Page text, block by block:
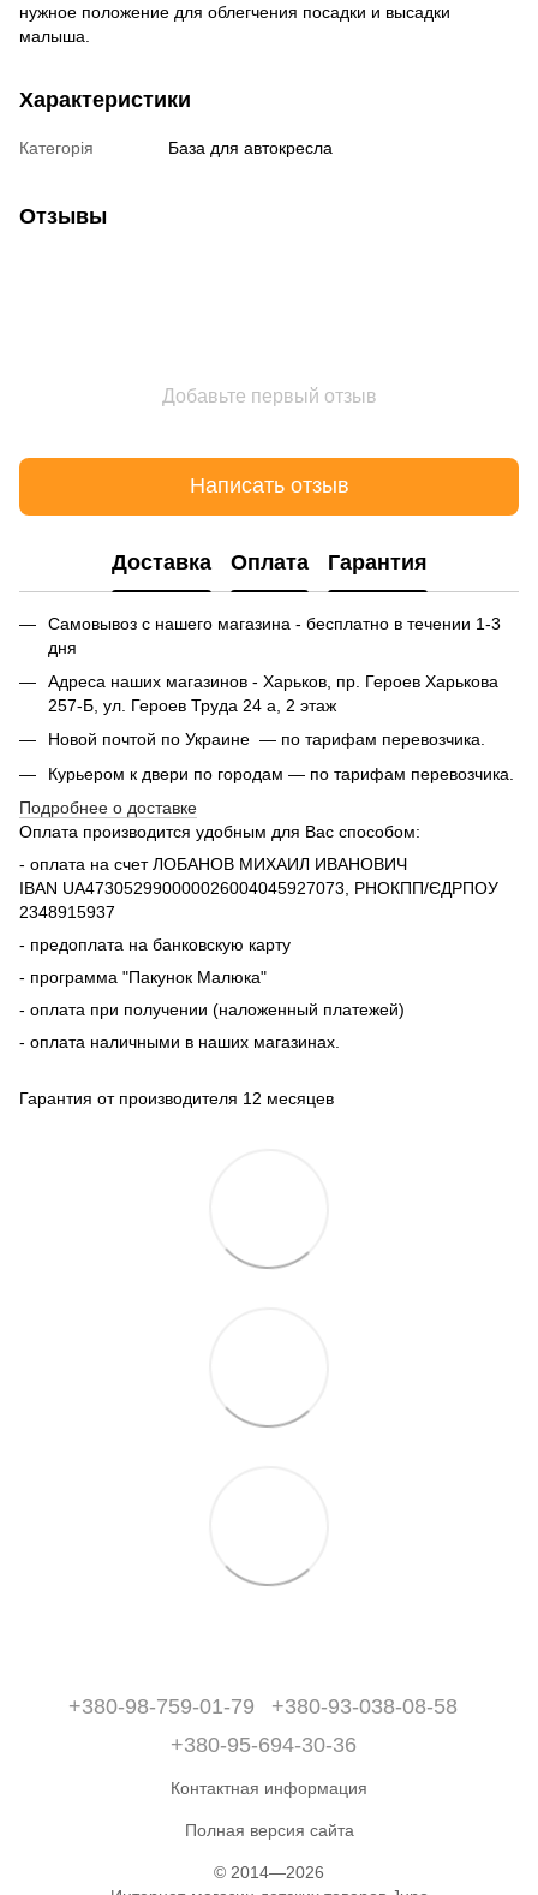
нужное положение для облегчения посадки и высадки
малыша.
Характеристики
Категорія База для автокресла
Отзывы
Добавьте первый отзыв
Написать отзыв
Доставка Оплата Гарантия
Самовывоз с нашего магазина - бесплатно в течении 1-3
дня
Адреса наших магазинов - Харьков, пр. Героев Харькова
257-Б, ул. Героев Труда 24 а, 2 этаж
Новой почтой по Украине — по тарифам перевозчика.
Курьером к двери по городам — по тарифам перевозчика.
Подробнее о доставке
Оплата производится удобным для Вас способом:
- оплата на счет ЛОБАНОВ МИХАИЛ ИВАНОВИЧ
IBAN UA473052990000026004045927073, РНОКПП/ЄДРПОУ
2348915937
- предоплата на банковскую карту
- программа "Пакунок Малюка"
- оплата при получении (наложенный платежей)
- оплата наличными в наших магазинах.
Гарантия от производителя 12 месяцев
+380-98-759-01-79
+380-93-038-08-58
+380-95-694-30-36
Контактная информация
Полная версия сайта
© 2014—2026